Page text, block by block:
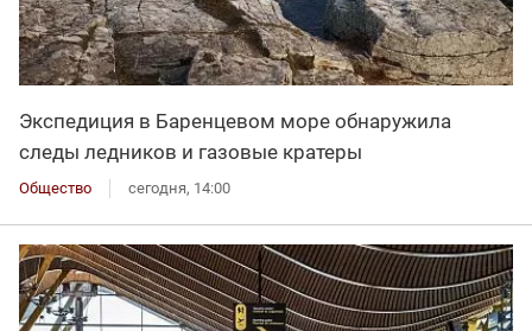
Экспедиция в Баренцевом море обнаружила
следы ледников и газовые кратеры
Общество сегодня, 14:00